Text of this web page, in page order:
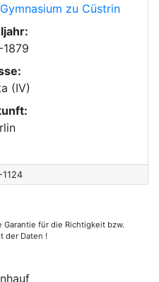
zu Cüstrin
1879
(IV)
1124
für die Richtigkeit bzw.
der Daten !